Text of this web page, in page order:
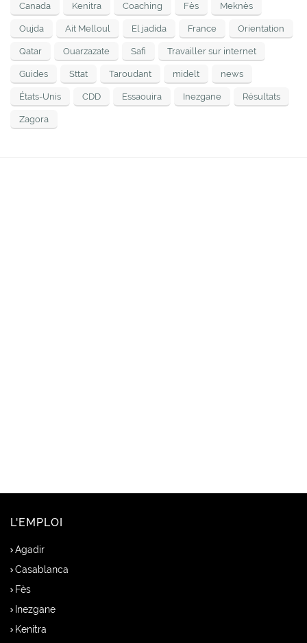
Canada Kenitra Coaching Fès Meknès
Oujda Ait Melloul El jadida France Orientation
Qatar Ouarzazate Safi Travailler sur internet
Guides Sttat Taroudant midelt news
États-Unis CDD Essaouira Inezgane Résultats
Zagora
L'EMPLOI
Agadir
Casablanca
Fès
Inezgane
Kenitra